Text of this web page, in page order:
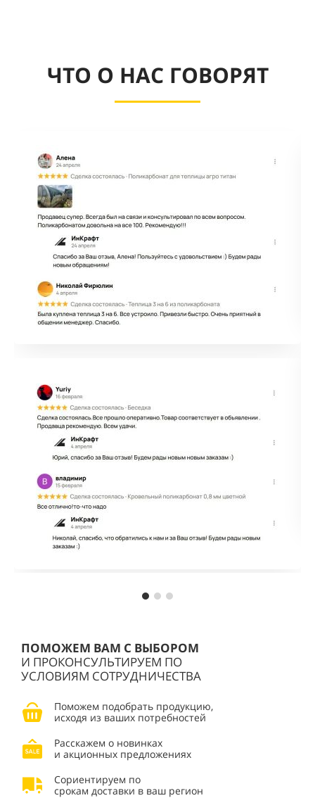
ЧТО О НАС ГОВОРЯТ
ПОМОЖЕМ ВАМ С ВЫБОРОМ
И ПРОКОНСУЛЬТИРУЕМ ПО
УСЛОВИЯМ СОТРУДНИЧЕСТВА
Поможем подобрать продукцию,
исходя из ваших потребностей
Расскажем о новинках
и акционных предложениях
Сориентируем по
срокам доставки в ваш регион